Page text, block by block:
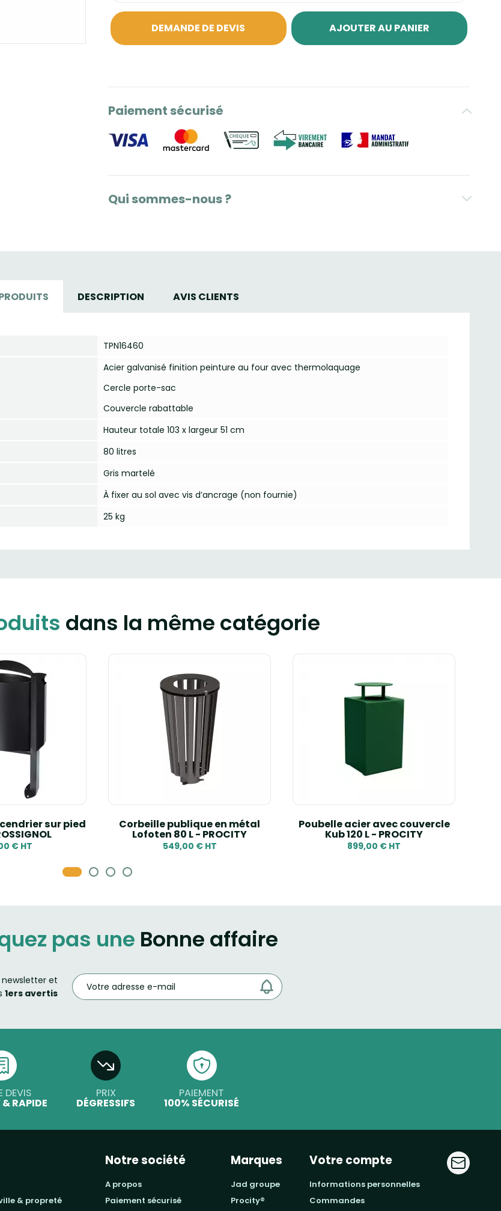
DEMANDE DE DEVIS AJOUTER AU PANIER
Paiement sécurisé
Qui sommes-nous ?
DESCRIPTION AVIS CLIENTS
TPN16460
Acier galvanisé finition peinture au four avec thermolaquage
Cercle porte-sac
Couvercle rabattable
Hauteur totale 103 x largeur 51 cm
80 litres
Gris martelé
À fixer au sol avec vis d’ancrage (non fournie)
25 kg
dans la même catégorie
sur pied
€ HT
Corbeille publique en métal
Lofoten 80 L - PROCITY
549,00 € HT
Poubelle acier avec couvercle
Kub 120 L - PROCITY
899,00 € HT
pas une Bonne affaire
newsletter et
1ers avertis
DEVIS
RAPIDE
PRIX
DÉGRESSIFS
PAIEMENT
100% SÉCURISÉ
ville & propreté
Notre société
a propos
paiement sécurisé
Marques
jad groupe
procity®
Votre compte
informations personnelles
commandes